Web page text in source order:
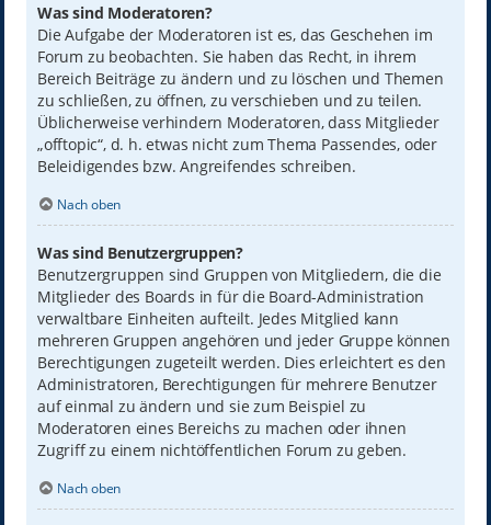
Was sind Moderatoren?
Die Aufgabe der Moderatoren ist es, das Geschehen im
Forum zu beobachten. Sie haben das Recht, in ihrem
Bereich Beiträge zu ändern und zu löschen und Themen
zu schließen, zu öffnen, zu verschieben und zu teilen.
Üblicherweise verhindern Moderatoren, dass Mitglieder
„offtopic“, d. h. etwas nicht zum Thema Passendes, oder
Beleidigendes bzw. Angreifendes schreiben.
Nach oben
Was sind Benutzergruppen?
Benutzergruppen sind Gruppen von Mitgliedern, die die
Mitglieder des Boards in für die Board-Administration
verwaltbare Einheiten aufteilt. Jedes Mitglied kann
mehreren Gruppen angehören und jeder Gruppe können
Berechtigungen zugeteilt werden. Dies erleichtert es den
Administratoren, Berechtigungen für mehrere Benutzer
auf einmal zu ändern und sie zum Beispiel zu
Moderatoren eines Bereichs zu machen oder ihnen
Zugriff zu einem nichtöffentlichen Forum zu geben.
Nach oben